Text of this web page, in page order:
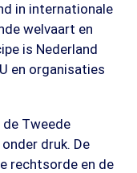
in internationale
welvaart en
is Nederland
en organisaties
Tweede
druk. De
rechtsorde en de